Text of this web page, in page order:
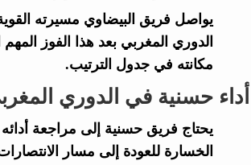
يواصل فريق البيضاوي مسيرته
الدوري المغربي بعد هذا الفوز المهم
مكانته في جدول الترتيب.
أداء حسنية في الدوري
يحتاج فريقحسنية إلى مراجعة
الخسارة للعودة إلى مسار